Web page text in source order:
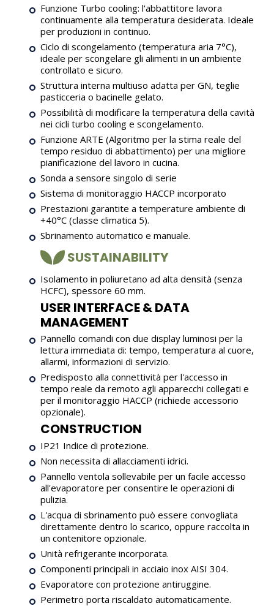
Funzione Turbo cooling: l'abbattitore lavora
continuamente alla temperatura desiderata. Ideale
per produzioni in continuo.
Ciclo di scongelamento (temperatura aria 7°C),
ideale per scongelare gli alimenti in un ambiente
controllato e sicuro.
Struttura interna multiuso adatta per GN, teglie
pasticceria o bacinelle gelato.
Possibilità di modificare la temperatura della cavità
nei cicli turbo cooling e scongelamento.
Funzione ARTE (Algoritmo per la stima reale del
tempo residuo di abbattimento) per una migliore
pianificazione del lavoro in cucina.
Sonda a sensore singolo di serie
Sistema di monitoraggio HACCP incorporato
Prestazioni garantite a temperature ambiente di
+40°C (classe climatica 5).
Sbrinamento automatico e manuale.
SUSTAINABILITY
Isolamento in poliuretano ad alta densità (senza
HCFC), spessore 60 mm.
USER INTERFACE & DATA
MANAGEMENT
Pannello comandi con due display luminosi per la
lettura immediata di: tempo, temperatura al cuore,
allarmi, informazioni di servizio.
Predisposto alla connettività per l'accesso in
tempo reale da remoto agli apparecchi collegati e
per il monitoraggio HACCP (richiede accessorio
opzionale).
CONSTRUCTION
IP21 Indice di protezione.
Non necessita di allacciamenti idrici.
Pannello ventola sollevabile per un facile accesso
all'evaporatore per consentire le operazioni di
pulizia.
L'acqua di sbrinamento può essere convogliata
direttamente dentro lo scarico, oppure raccolta in
un contenitore opzionale.
Unità refrigerante incorporata.
Componenti principali in acciaio inox AISI 304.
Evaporatore con protezione antiruggine.
Perimetro porta riscaldato automaticamente.